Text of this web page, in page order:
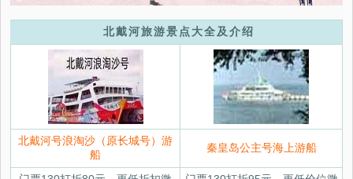
北戴河旅游景点大全及介绍
北戴河号浪淘沙（原长城号）游
船
秦皇岛公主号海上游船